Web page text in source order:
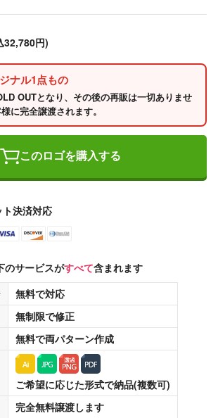
32,780円)
ナル1点もの
OUTとなり、その後の再販は一切ありませ
に完全譲渡されます。
このロゴを購入する
決済対応
のサービスがすべて含まれます
無料で対応
無制限で修正
無料で両パターン作成
ご希望に応じた形式で納品(複数可)
完全無料譲渡します